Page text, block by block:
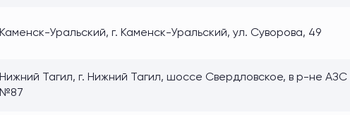
Каменск-Уральский, г. Каменск-Уральский, ул. Суворова, 49
Нижний Тагил, г. Нижний Тагил, шоссе Свердловское, в р-не АЗС
№87